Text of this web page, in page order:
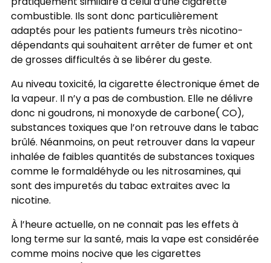
combustible. Ils sont donc particulièrement
adaptés pour les patients fumeurs très nicotino-
dépendants qui souhaitent arrêter de fumer et ont
de grosses difficultés à se libérer du geste.
Au niveau toxicité, la cigarette électronique émet de
la vapeur. Il n’y a pas de combustion. Elle ne délivre
donc ni goudrons, ni monoxyde de carbone( CO),
substances toxiques que l’on retrouve dans le tabac
brûlé. Néanmoins, on peut retrouver dans la vapeur
inhalée de faibles quantités de substances toxiques
comme le formaldéhyde ou les nitrosamines, qui
sont des impuretés du tabac extraites avec la
nicotine.
À l’heure actuelle, on ne connait pas les effets à
long terme sur la santé, mais la vape est considérée
comme moins nocive que les cigarettes